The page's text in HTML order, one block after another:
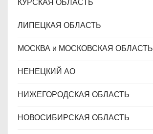
ЛИПЕЦКАЯ ОБЛАСТЬ
МОСКВА и МОСКОВСКАЯ ОБЛАСТЬ
НЕНЕЦКИЙ АО
НИЖЕГОРОДСКАЯ ОБЛАСТЬ
НОВОСИБИРСКАЯ ОБЛАСТЬ